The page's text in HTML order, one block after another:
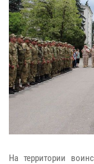
На территории